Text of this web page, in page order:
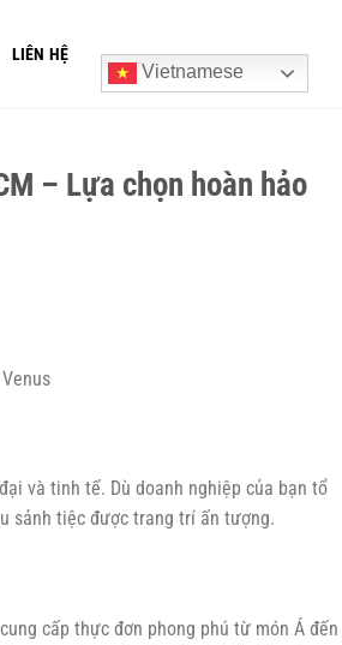
LIÊN HỆ
Vietnamese
– Lựa chọn hoàn hảo
và tinh tế. Dù doanh nghiệp của bạn tổ
sảnh tiệc được trang trí ấn tượng.
cấp thực đơn phong phú từ món Á đến